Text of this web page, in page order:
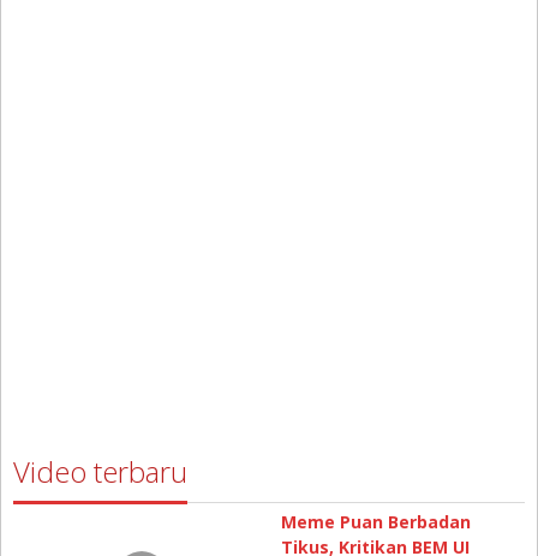
Video terbaru
Meme Puan Berbadan
Tikus, Kritikan BEM UI